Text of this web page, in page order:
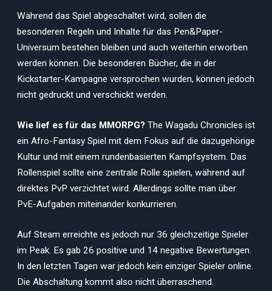
Während das Spiel abgeschaltet wird, sollen die
besonderen Regeln und Inhalte für das Pen&Paper-
Universum bestehen bleiben und auch weiterhin erworben
werden können. Die besonderen Bücher, die in der
Kickstarter-Kampagne versprochen wurden, können jedoch
nicht gedruckt und verschickt werden.
Wie lief es für das MMORPG? The Wagadu Chronicles ist
ein Afro-Fantasy Spiel mit dem Fokus auf die dazugehörige
Kultur und mit einem rundenbasierten Kampfsystem. Das
Rollenspiel sollte eine zentrale Rolle spielen, während auf
direktes PvP verzichtet wird. Allerdings sollte man über
PvE-Aufgaben miteinander konkurrieren.
Auf Steam erreichte es jedoch nur 36 gleichzeitige Spieler
im Peak. Es gab 26 positive und 14 negative Bewertungen.
In den letzten Tagen war jedoch kein einziger Spieler online.
Die Abschaltung kommt also nicht überraschend.